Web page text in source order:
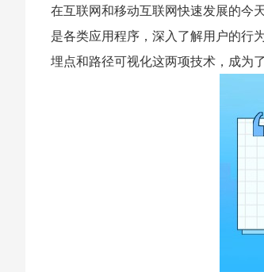
在互联网和移动互联网快速发展的今
是各类应用程序，深入了解用户的行
埋点和路径可视化这两项技术，成为